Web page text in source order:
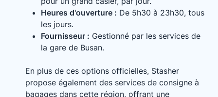
Heures d'ouverture : De 5h30 à 23h30, tous
les jours.
Fournisseur : Gestionné par les services de
la gare de Busan.
En plus de ces options officielles, Stasher
propose également des services de consigne à
bagages dans cette région, offrant une